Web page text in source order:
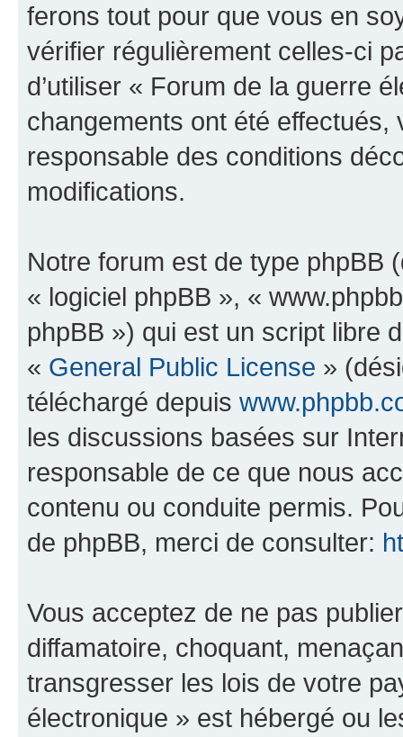
ferons tout pour que vous en
vérifier régulièrement celles-ci
d’utiliser « Forum de la guerre
changements ont été effectués,
responsable des conditions
modifications.
Notre forum est de type phpBB
« logiciel phpBB », «
phpBB ») qui est un script libre
« General Public License »
téléchargé depuis
les discussions basées sur
responsable de ce que nous
contenu ou conduite permis.
de phpBB, merci de consulter:
Vous acceptez de ne pas
diffamatoire, choquant,
transgresser les lois de votre
électronique » est hébergé ou